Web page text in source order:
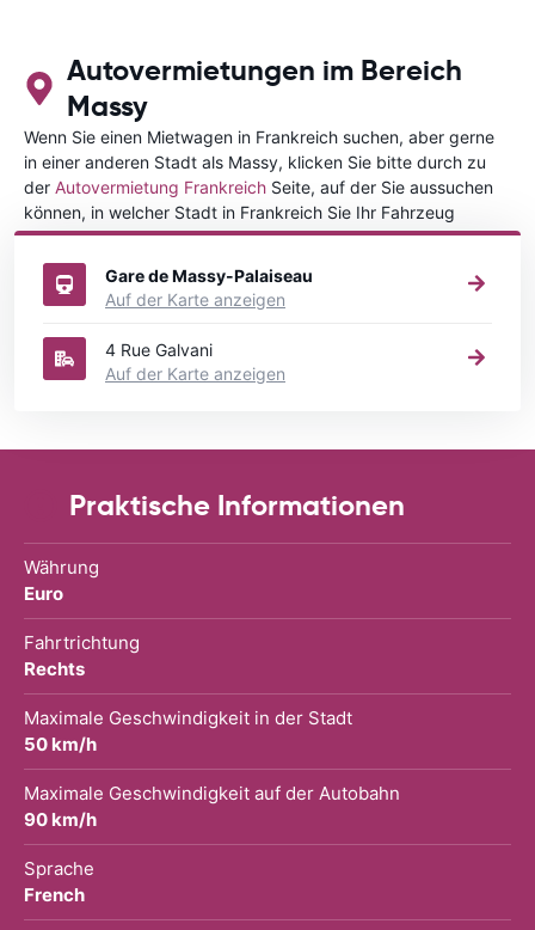
Autovermietungen im Bereich
Massy
Wenn Sie einen Mietwagen in Frankreich suchen, aber gerne
in einer anderen Stadt als Massy, klicken Sie bitte durch zu
der Autovermietung Frankreich Seite, auf der Sie aussuchen
können, in welcher Stadt in Frankreich Sie Ihr Fahrzeug
mieten wollen.
Gare de Massy-Palaiseau
Auf der Karte anzeigen
4 Rue Galvani
Auf der Karte anzeigen
Praktische Informationen
Währung
Euro
Fahrtrichtung
Rechts
Maximale Geschwindigkeit in der Stadt
50 km/h
Maximale Geschwindigkeit auf der Autobahn
90 km/h
Sprache
French